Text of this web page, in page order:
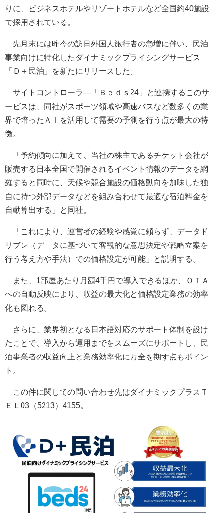
りに、ビジネスホテルやリゾートホテルなど全国約40施設
で採用されている。
先月末には昨今の訪日外国人旅行者の急増に伴い、民泊
事業向けに特化したダイナミックプライシングサービス
「Ｄ＋民泊」を新たにリリースした。
サイトコントローラ―「Ｂｅｄｓ24」と連携するこのサ
ービスは、同社がスポーツ領域や高速バスなど数多くの業
界で培ったＡＩを活用して需要の予測を行う点が最大の特
徴。
「予約傾向に加えて、当社の株主であるチケット会社が
販売する日本全国で開催されるイベント情報のデータを網
羅すると同時に、天候や競合施設の価格動向を加味した独
自に持つ外部データなどを組み合わせて最適な宿泊料金を
自動算出する」と同社。
「これにより、運営者の経験や感覚に頼らず、データド
リブン（データに基づいて客観的な意思決定や戦略立案を
行う考え方や手法）での価格設定が可能」と説明する。
また、1部屋あたり月額4千円で導入できるほか、ＯＴＡ
への自動反映により、収益の最大化と価格設定業務の効率
化も図れる。
さらに、業界初となる日本語対応のサポート体制を設け
たことで、導入から運用までをスムーズにサポートし、民
泊事業者の収益向上と業務効率化に万全を期す点もポイン
ト。
この件に関しての問い合わせ先はダイナミックプラスＴ
ＥＬ03（5213）4155。